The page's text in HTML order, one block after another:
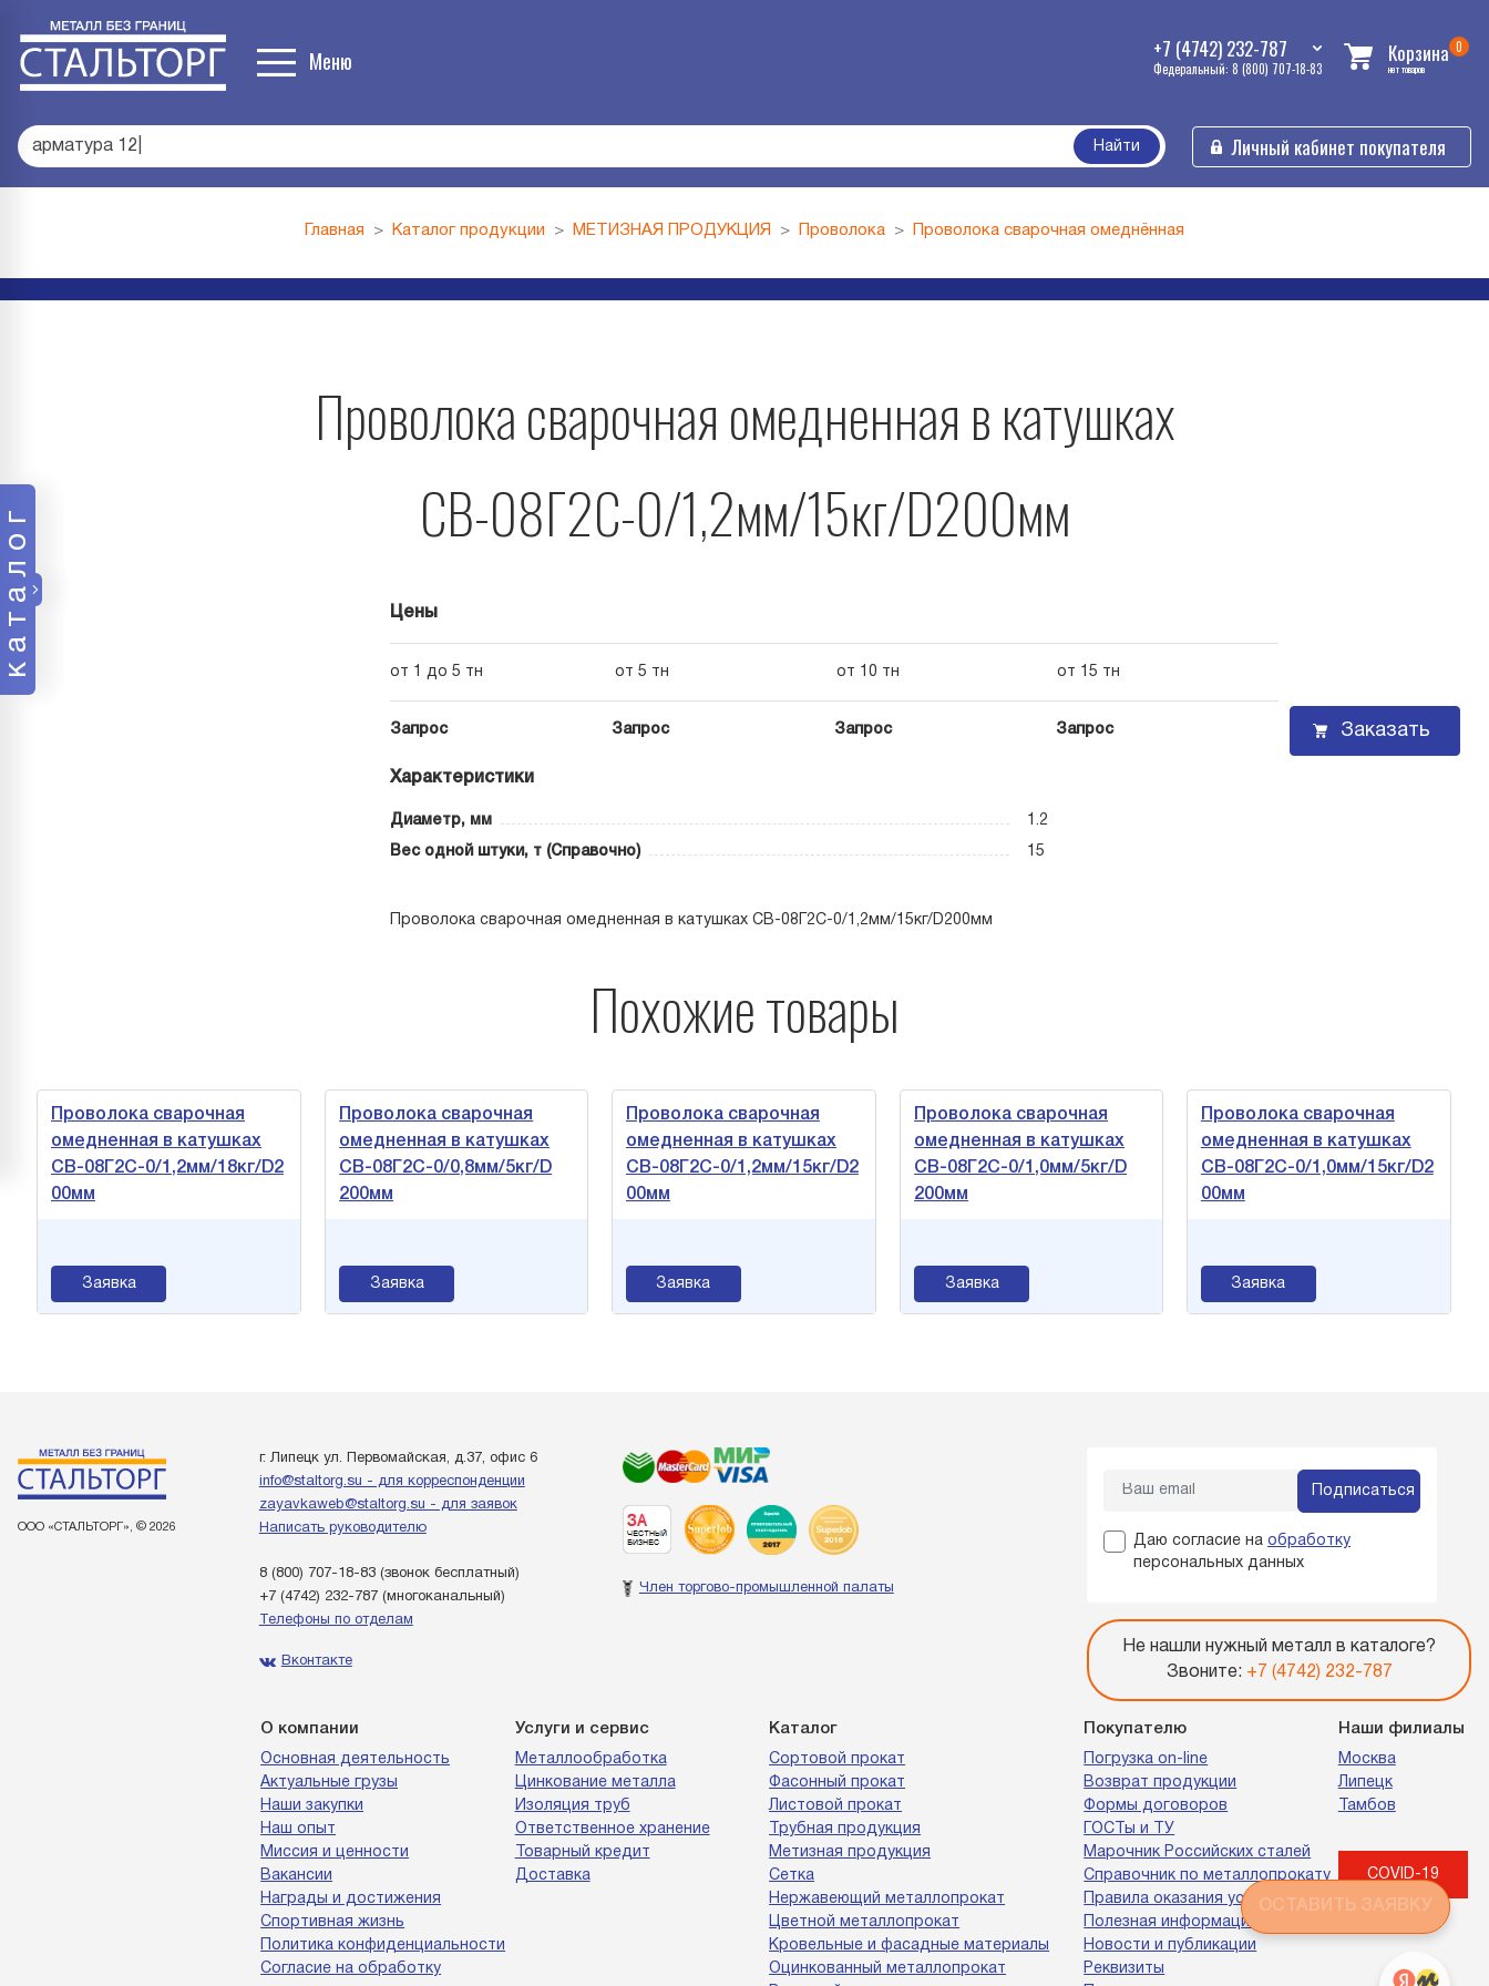
Меню +7 (4742) 232-787
Федеральный: 8 (800) 707-18-83
Корзина 0
нет товаров
арматура 12 Найти Личный кабинет покупателя
каталог
Главная Каталог продукции МЕТИЗНАЯ ПРОДУКЦИЯ Проволока Проволока сварочная омеднённая
Проволока сварочная омедненная в катушках
СВ-08Г2С-0/1,2мм/15кг/D200мм
Цены
от 1 до 5 тн от 5 тн от 10 тн от 15 тн
Запрос Запрос Запрос Запрос Заказать
Характеристики
Диаметр, мм 1.2
Вес одной штуки, т (Справочно) 15
Проволока сварочная омедненная в катушках СВ-08Г2С-0/1,2мм/15кг/D200мм
Похожие товары
Проволока сварочная
омедненная в катушках
СВ-08Г2С-0/1,2мм/18кг/D2
00мм
Заявка
Проволока сварочная
омедненная в катушках
СВ-08Г2С-0/0,8мм/5кг/D
200мм
Заявка
Проволока сварочная
омедненная в катушках
СВ-08Г2С-0/1,2мм/15кг/D2
00мм
Заявка
Проволока сварочная
омедненная в катушках
СВ-08Г2С-0/1,0мм/5кг/D
200мм
Заявка
Проволока сварочная
омедненная в катушках
СВ-08Г2С-0/1,0мм/15кг/D2
00мм
Заявка
ООО «СТАЛЬТОРГ», © 2026
г. Липецк ул. Первомайская, д.37, офис 6
info@staltorg.su - для корреспонденции
zayavkaweb@staltorg.su - для заявок
Написать руководителю
8 (800) 707-18-83(звонок бесплатный)
+7 (4742) 232-787(многоканальный)
Телефоны по отделам
Вконтакте
О компании
Основная деятельность
Актуальные грузы
Наши закупки
Наш опыт
Миссия и ценности
Вакансии
Награды и достижения
Спортивная жизнь
Политика конфиденциальности
Согласие на обработку
Услуги и сервис
Металлообработка
Цинкование металла
Изоляция труб
Ответственное хранение
Товарный кредит
Доставка
Каталог
Сортовой прокат
Фасонный прокат
Листовой прокат
Трубная продукция
Метизная продукция
Сетка
Нержавеющий металлопрокат
Цветной металлопрокат
Кровельные и фасадные материалы
Оцинкованный металлопрокат
Покупателю
Погрузка on-line
Возврат продукции
Формы договоров
ГОСТы и ТУ
Марочник Российских сталей
Справочник по металлопрокату
Правила оказания услуг
Полезная информация
Новости и публикации
Реквизиты
Наши филиалы
Москва
Липецк
Тамбов
COVID-19
Подписаться
Даю согласие на обработку
персональных данных
Не нашли нужный металл в каталоге?
Звоните: +7 (4742) 232-787
Член торгово-промышленной палаты
ОСТАВИТЬ ЗАЯВКУ